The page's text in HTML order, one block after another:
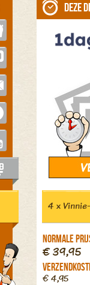
Deze
4 x
Normale
€ 39,95
€ 4,95